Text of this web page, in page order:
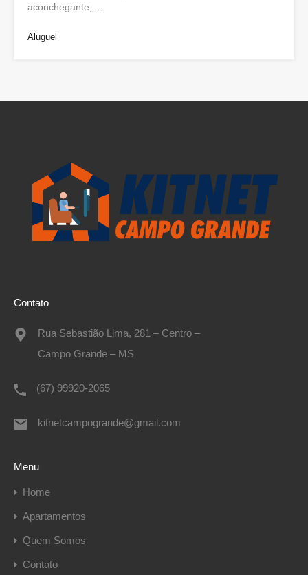
aconchegante,…
Aluguel
Contato
Rua Sebastião Lima, 281 – Centro –
Campo Grande – MS
(67) 99920-2065
kitnetcampogrande@gmail.com
Menu
Home
Apartamentos
Quem Somos
Contato